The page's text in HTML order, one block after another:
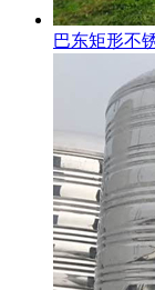
巴东矩形不